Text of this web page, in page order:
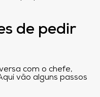
de pedir
com o chefe,
vão alguns passos